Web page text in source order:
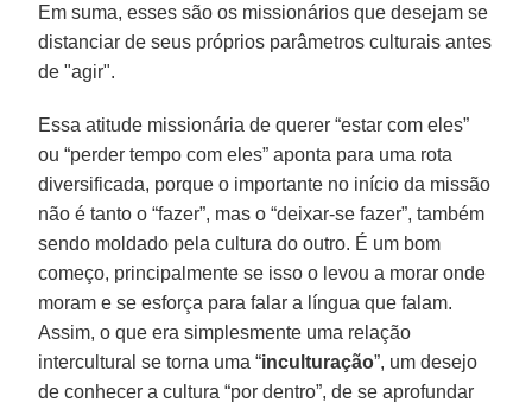
Em suma, esses são os missionários que desejam se
distanciar de seus próprios parâmetros culturais antes
de "agir".
Essa atitude missionária de querer “estar com eles”
ou “perder tempo com eles” aponta para uma rota
diversificada, porque o importante no início da missão
não é tanto o “fazer”, mas o “deixar-se fazer”, também
sendo moldado pela cultura do outro. É um bom
começo, principalmente se isso o levou a morar onde
moram e se esforça para falar a língua que falam.
Assim, o que era simplesmente uma relação
intercultural se torna uma “inculturação”, um desejo
de conhecer a cultura “por dentro”, de se aprofundar